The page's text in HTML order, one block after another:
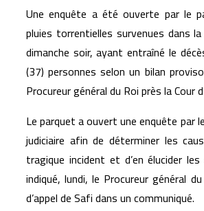
Azimut Holding mise sur le Maroc
émergents pour accélérer son
La Bourse de Casablanca lance une
numérique pour améliorer l’accès
marché
Une enquête a été ouverte par le
pluies torrentielles survenues dans
dimanche soir, ayant entraîné le
(37) personnes selon un bilan
Procureur général du Roi près la Cour
Le parquet a ouvert une enquête par
judiciaire afin de déterminer les
tragique incident et d’en élucider
indiqué, lundi, le Procureur général
d’appel de Safi dans un communiqué.